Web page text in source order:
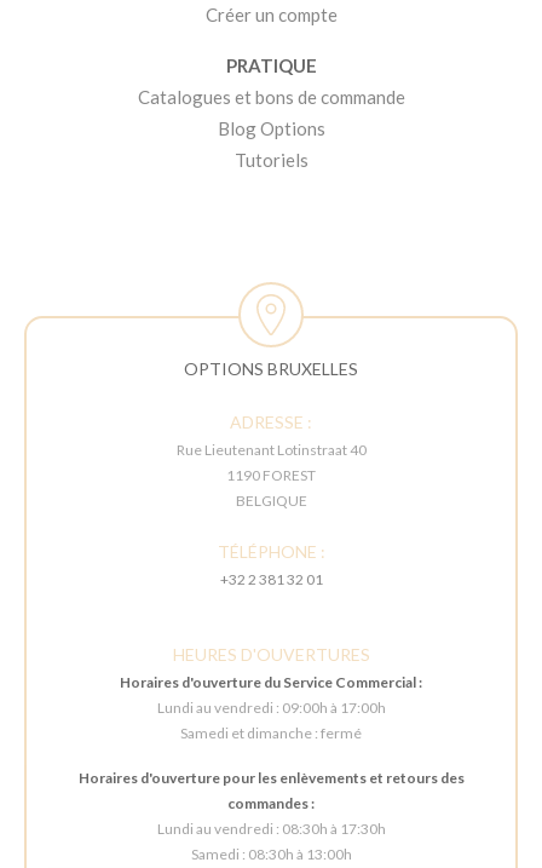
Créer un compte
PRATIQUE
Catalogues et bons de commande
Blog Options
Tutoriels
OPTIONS BRUXELLES
ADRESSE :
Rue Lieutenant Lotinstraat 40
1190 FOREST
BELGIQUE
TÉLÉPHONE :
+32 2 381 32 01
HEURES D'OUVERTURES
Horaires d'ouverture du Service Commercial :
Lundi au vendredi : 09:00h à 17:00h
Samedi et dimanche : fermé
Horaires d'ouverture pour les enlèvements et retours des
commandes :
Lundi au vendredi : 08:30h à 17:30h
Samedi : 08:30h à 13:00h